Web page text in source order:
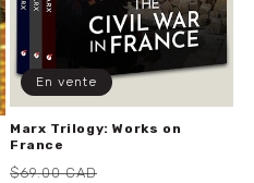
En vente
Marx Trilogy: Works on
France
Prix
$69.00 CAD